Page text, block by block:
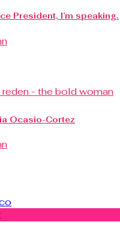
President, I’m speaking.
Ocasio-Cortez